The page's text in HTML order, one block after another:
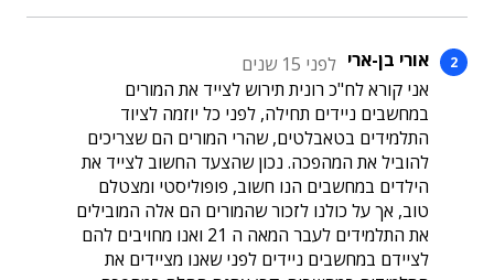
אורי בן-ארי לפני 15 שנים
אני קורא לח"כ רונית תירוש לצייד את המורים
במחשבים ניידים תחילה, לפני כל יוזמה לציוד
התלמידים בטאבלטים, שהרי המורים הם שצריכים
להוביל את המהפכה. נכון שהצעד החשוב לצייד את
הילדים במחשבים הנו חשוב, פופוליסטי ומצטלם
טוב, אך על כולנו לזכור שהמורים הם אלה המובילים
את התלמידים לעבר המאה ה 21 ואנו מחויבים להם
לציידם במחשבים ניידים לפני שאנו מציידים את